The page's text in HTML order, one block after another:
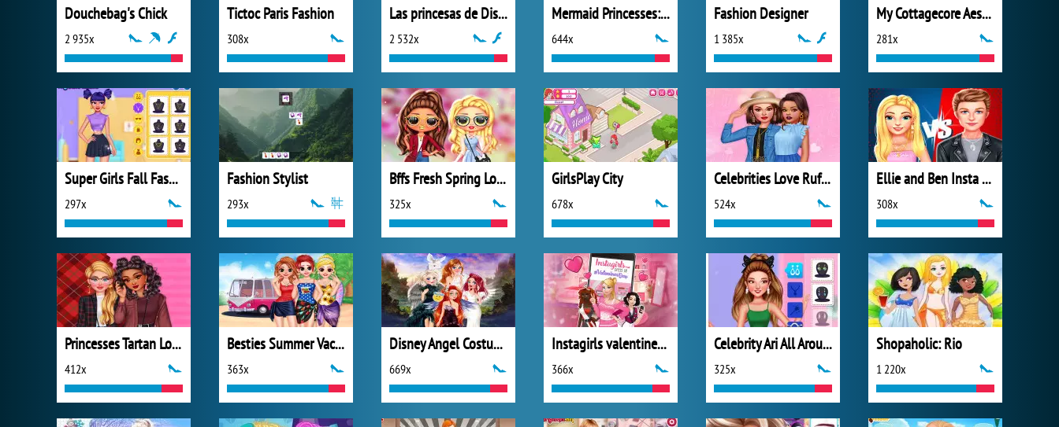
Douchebag's Chick
2 935x
Tictoc Paris Fashion
308x
Las princesas de Disney
2 532x
Mermaid Princesses: Underwater Games
644x
Fashion Designer
1 385x
My Cottagecore Aesthetic Look
281x
Super Girls Fall Fashion Trends
297x
Fashion Stylist
293x
Bffs Fresh Spring Look
325x
GirlsPlay City
678x
Celebrities Love Ruffles
524x
Ellie and Ben Insta Fashion
308x
Princesses Tartan Love
412x
Besties Summer Vacation
363x
Disney Angel Costumes
669x
Instagirls valentines Dress up
366x
Celebrity Ari All Around the Fashion
325x
Shopaholic: Rio
1 220x